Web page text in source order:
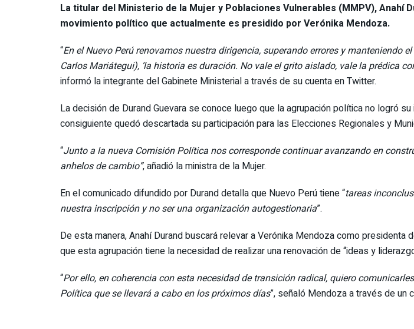
La titular del Ministerio de la Mujer y Poblaciones Vulnerables (MMPV), Anahí
movimiento político que actualmente es presidido por Verónika Mendoza.
“En el Nuevo Perú renovamos nuestra dirigencia, superando errores y manteniendo
Carlos Mariátegui), ‘la historia es duración. No vale el grito aislado, vale la prédica
informó la integrante del Gabinete Ministerial a través de su cuenta en Twitter.
La decisión de Durand Guevara se conoce luego que la agrupación política no logró
consiguiente quedó descartada su participación para las Elecciones Regionales y
“Junto a la nueva Comisión Política nos corresponde continuar avanzando en
anhelos de cambio”, añadió la ministra de la Mujer.
En el comunicado difundido por Durand detalla que Nuevo Perú tiene “tareas
nuestra inscripción y no ser una organización autogestionaria”.
De esta manera, Anahí Durand buscará relevar a Verónika Mendoza como
que esta agrupación tiene la necesidad de realizar una renovación de “ideas y
“Por ello, en coherencia con esta necesidad de transición radical, quiero
Política que se llevará a cabo en los próximos días”, señaló Mendoza a través de un